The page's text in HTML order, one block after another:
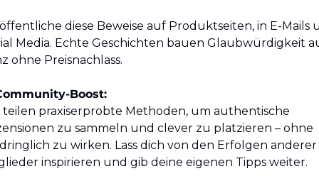
diese Beweise auf Produktseiten, in E-Mails
Media. Echte Geschichten bauen Glaubwürdigkeit
ohne Preisnachlass.
Boost:
teilen praxiserprobte Methoden, um authentische
zu sammeln und clever zu platzieren – ohne
zu wirken. Lass dich von den Erfolgen anderer
inspirieren und gib deine eigenen Tipps weiter.